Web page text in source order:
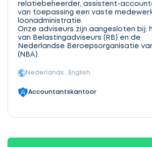
relatiebeheerder, assistent-
van toepassing een vaste
loonadministratie.
Onze adviseurs zijn aangesloten bij:
van Belastingadviseurs (RB) en de
Nederlandse Beroepsorganisatie
(NBA).
Nederlands , English
Accountantskantoor